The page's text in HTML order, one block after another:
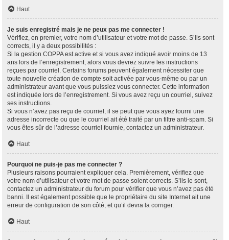
Haut
Je suis enregistré mais je ne peux pas me connecter !
Vérifiez, en premier, votre nom d’utilisateur et votre mot de passe. S’ils sont
corrects, il y a deux possibilités :
Si la gestion COPPA est active et si vous avez indiqué avoir moins de 13
ans lors de l’enregistrement, alors vous devrez suivre les instructions
reçues par courriel. Certains forums peuvent également nécessiter que
toute nouvelle création de compte soit activée par vous-même ou par un
administrateur avant que vous puissiez vous connecter. Cette information
est indiquée lors de l’enregistrement. Si vous avez reçu un courriel, suivez
ses instructions.
Si vous n’avez pas reçu de courriel, il se peut que vous ayez fourni une
adresse incorrecte ou que le courriel ait été traité par un filtre anti-spam. Si
vous êtes sûr de l’adresse courriel fournie, contactez un administrateur.
Haut
Pourquoi ne puis-je pas me connecter ?
Plusieurs raisons pourraient expliquer cela. Premièrement, vérifiez que
votre nom d’utilisateur et votre mot de passe soient corrects. S’ils le sont,
contactez un administrateur du forum pour vérifier que vous n’avez pas été
banni. Il est également possible que le propriétaire du site Internet ait une
erreur de configuration de son côté, et qu’il devra la corriger.
Haut